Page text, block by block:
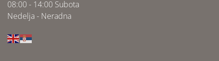
08:00 - 14:00 Subota
Nedelja - Neradna